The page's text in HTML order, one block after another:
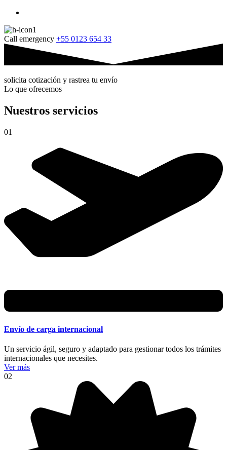
Call emergency +55 0123 654 33
solicita cotización y rastrea tu envío
Lo que ofrecemos
Nuestros servicios
01
Envío de carga internacional
Un servicio ágil, seguro y adaptado para gestionar todos los trámites
internacionales que necesites.
Ver más
02